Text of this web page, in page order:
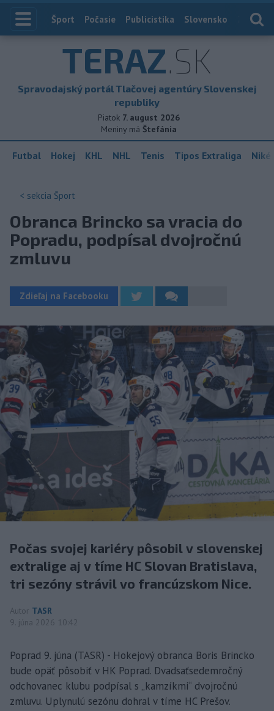
Index
Šport Počasie Publicistika Slovensko
TERAZ.SK
Spravodajský portál Tlačovej agentúry Slovenskej
republiky
Piatok 7. august 2026
Meniny má Štefánia
Futbal Hokej KHL NHL Tenis Tipos Extraliga
< sekcia Šport
Obranca Brincko sa vracia do
Popradu, podpísal dvojročnú
zmluvu
Zdieľaj na Facebooku
Počas svojej kariéry pôsobil v slovenskej
extralige aj v tíme HC Slovan Bratislava,
tri sezóny strávil vo francúzskom Nice.
Autor TASR
9. júna 2026 10:42
Poprad 9. júna (TASR) - Hokejový obranca Boris Brincko
bude opäť pôsobiť v HK Poprad. Dvadsaťsedemročný
odchovanec klubu podpísal s „kamzíkmi“ dvojročnú
zmluvu. Uplynulú sezónu dohral v tíme HC Prešov.